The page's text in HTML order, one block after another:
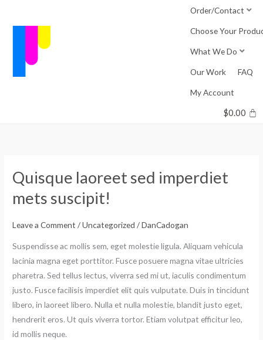
Order/Contact
Choose Your
What We Do
Our Work FAQ
My Account
$0.00
Quisque laoreet sed imperdiet
mets suscipit!
Leave a Comment /Uncategorized /DanCadogan
Suspendisse ac mollis sem, eget molestie ligula. Aliquam vehicula
lacinia magna eget porttitor. Fusce posuere magna vitae ultricies
pharetra. Sed tellus lectus, viverra sed mi ut, iaculis condimentum
justo. Fusce facilisis imperdiet elit quis vulputate. Duis in tincidunt
libero, in laoreet libero. Nulla et nulla molestie, blandit justo eget,
hendrerit eros. Ut quis viverra tortor. Etiam volutpat efficitur leo,
id mollis neque.
Quisque
laoreet
sed
suscipit!